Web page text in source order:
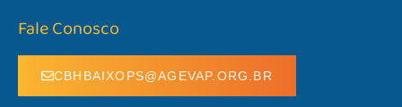
Fale Conosco
CBHBAIXOPS@AGEVAP.ORG.BR